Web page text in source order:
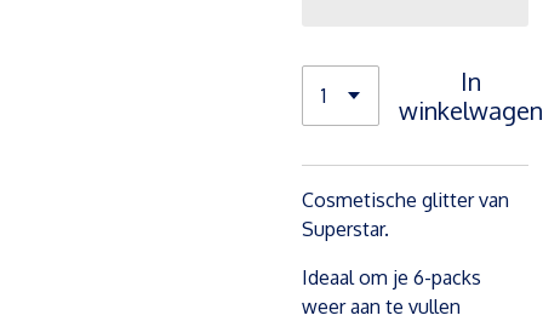
In
winkelwagen
Cosmetische glitter van
Superstar.
Ideaal om je 6-packs
weer aan te vullen